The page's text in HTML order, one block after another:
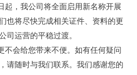
，我公司将全面启用新名称开展
也将尽快完成相关证件、资料的更
司运营的平稳过渡。
会给您带来不便。如有任何疑问
请随时与我们联系。我们感谢您的